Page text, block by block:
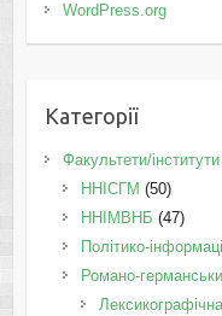
WordPress.org
Категорії
Факультети/інститути
ННІСГМ (50)
ННІМВНБ (47)
Політико-
Романо-